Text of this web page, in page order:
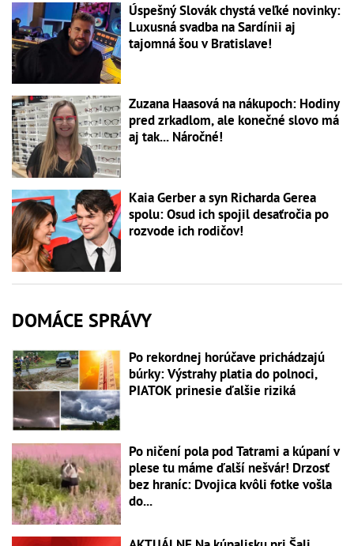
Úspešný Slovák chystá veľké novinky:
Luxusná svadba na Sardínii aj
tajomná šou v Bratislave!
Zuzana Haasová na nákupoch: Hodiny
pred zrkadlom, ale konečné slovo má
aj tak... Náročné!
Kaia Gerber a syn Richarda Gerea
spolu: Osud ich spojil desaťročia po
rozvode ich rodičov!
DOMÁCE SPRÁVY
Po rekordnej horúčave prichádzajú
búrky: Výstrahy platia do polnoci,
PIATOK prinesie ďalšie riziká
Po ničení pola pod Tatrami a kúpaní v
plese tu máme ďalší nešvár! Drzosť
bez hraníc: Dvojica kvôli fotke vošla
do...